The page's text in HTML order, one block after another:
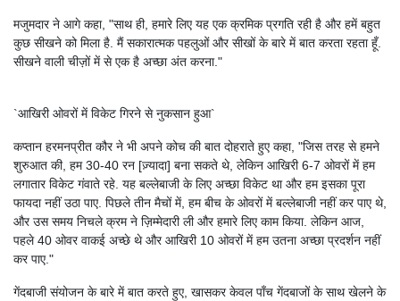
मजुमदार ने आगे कहा, "साथ ही, हमारे लिए यह एक क्रमिक प्रगति रही है और हमें बहुत
कुछ सीखने को मिला है. मैं सकारात्मक पहलुओं और सीखों के बारे में बात करता रहता हूँ.
सीखने वाली चीज़ों में से एक है अच्छा अंत करना."
`आखिरी ओवरों में विकेट गिरने से नुकसान हुआ`
कप्तान हरमनप्रीत कौर ने भी अपने कोच की बात दोहराते हुए कहा, "जिस तरह से हमने
शुरुआत की, हम 30-40 रन [ज़्यादा] बना सकते थे, लेकिन आखिरी 6-7 ओवरों में हम
लगातार विकेट गंवाते रहे. यह बल्लेबाजी के लिए अच्छा विकेट था और हम इसका पूरा
फायदा नहीं उठा पाए. पिछले तीन मैचों में, हम बीच के ओवरों में बल्लेबाजी नहीं कर पाए थे,
और उस समय निचले क्रम ने ज़िम्मेदारी ली और हमारे लिए काम किया. लेकिन आज,
पहले 40 ओवर वाकई अच्छे थे और आखिरी 10 ओवरों में हम उतना अच्छा प्रदर्शन नहीं
कर पाए."
गेंदबाजी संयोजन के बारे में बात करते हुए, खासकर केवल पाँच गेंदबाजों के साथ खेलने के